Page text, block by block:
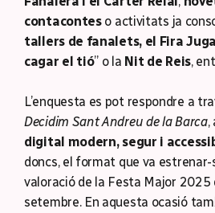
contaconteso activitats ja
tallers de fanalets, el Fira
cagar el tió” o la Nit de Reis,
L’enquesta es pot respondre a
Decidim Sant Andreu de la Barca,
digital modern, segur i
doncs, el format que va estrenar-
valoració de la Festa Major 2025
setembre. En aquesta ocasió